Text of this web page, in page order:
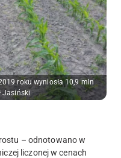
roku wyniosła 10,9 mln
Jasiński
– odnotowano w
liczonej w cenach